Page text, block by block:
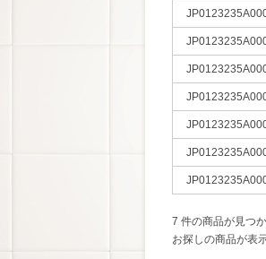
7 件の商品が見つか
お探しの商品が表